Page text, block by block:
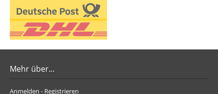
Mehr über...
Anmelden - Registrieren